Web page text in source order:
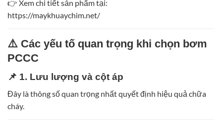
👉 Xem chi tiết sản phẩm tại:
https://maykhuaychim.net/
⚠️ Các yếu tố quan trọng khi chọn bơm
PCCC
📌 1. Lưu lượng và cột áp
Đây là thông số quan trọng nhất quyết định hiệu quả chữa
cháy.